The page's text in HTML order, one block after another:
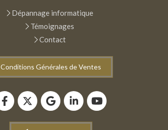
Dépannage informatique
Témoignages
Contact
Conditions Générales de Ventes